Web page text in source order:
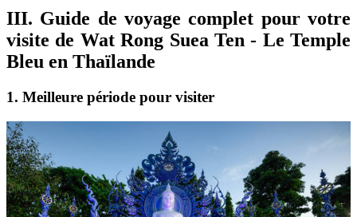
III. Guide de voyage complet pour votre
visite de Wat Rong Suea Ten - Le Temple
Bleu en Thaïlande
1. Meilleure période pour visiter